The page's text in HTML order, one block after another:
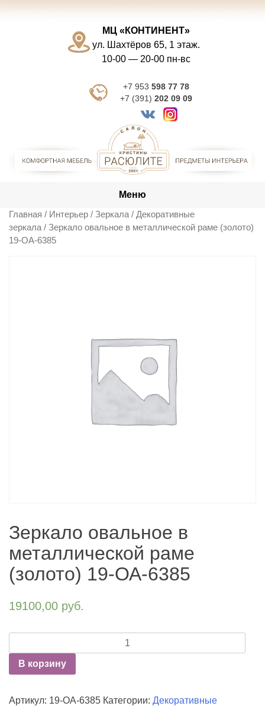
МЦ «КОНТИНЕНТ»
ул. Шахтёров 65, 1 этаж.
10-00 — 20-00 пн-вс
+7 953 598 77 78
+7 (391) 202 09 09
Меню
Главная / Интерьер / Зеркала / Декоративные
зеркала / Зеркало овальное в металлической раме (золото)
19-ОА-6385
Зеркало овальное в
металлической раме
(золото) 19-ОА-6385
19100,00 руб.
Зеркало
овальное
металлической
В корзину
Артикул: 19-ОА-6385 Категории: Декоративные